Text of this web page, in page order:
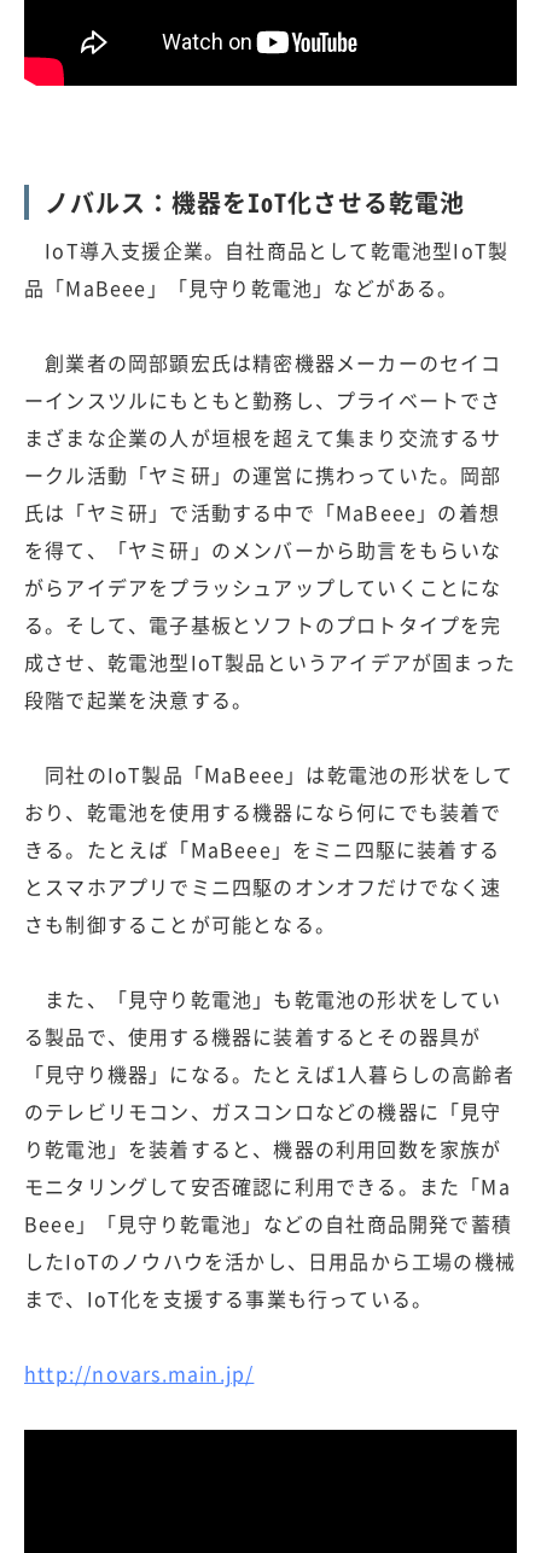
ノバルス：機器をIoT化させる乾電池
IoT導入支援企業。自社商品として乾電池型IoT製
品「MaBeee」「見守り乾電池」などがある。
創業者の岡部顕宏氏は精密機器メーカーのセイコ
ーインスツルにもともと勤務し、プライベートでさ
まざまな企業の人が垣根を超えて集まり交流するサ
ークル活動「ヤミ研」の運営に携わっていた。岡部
氏は「ヤミ研」で活動する中で「MaBeee」の着想
を得て、「ヤミ研」のメンバーから助言をもらいな
がらアイデアをプラッシュアップしていくことにな
る。そして、電子基板とソフトのプロトタイプを完
成させ、乾電池型IoT製品というアイデアが固まった
段階で起業を決意する。
同社のIoT製品「MaBeee」は乾電池の形状をして
おり、乾電池を使用する機器になら何にでも装着で
きる。たとえば「MaBeee」をミニ四駆に装着する
とスマホアプリでミニ四駆のオンオフだけでなく速
さも制御することが可能となる。
また、「見守り乾電池」も乾電池の形状をしてい
る製品で、使用する機器に装着するとその器具が
「見守り機器」になる。たとえば1人暮らしの高齢者
のテレビリモコン、ガスコンロなどの機器に「見守
り乾電池」を装着すると、機器の利用回数を家族が
モニタリングして安否確認に利用できる。また「Ma
Beee」「見守り乾電池」などの自社商品開発で蓄積
したIoTのノウハウを活かし、日用品から工場の機械
まで、IoT化を支援する事業も行っている。
http://novars.main.jp/